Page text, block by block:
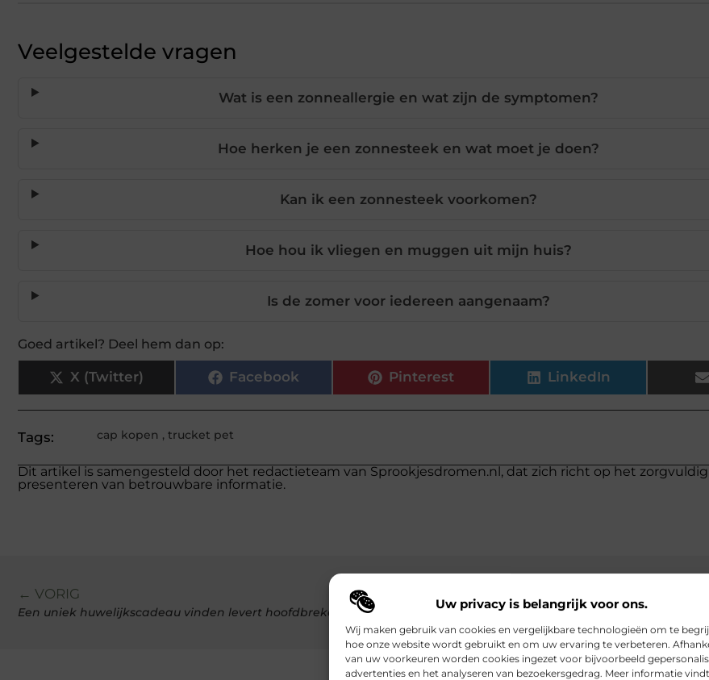
Uw privacy is belangrijk voor ons.
Wij maken gebruik van cookies en vergelijkbare technologieën om te
hoe onze website wordt gebruikt en om uw ervaring te verbeteren.
van uw voorkeuren worden cookies ingezet voor bijvoorbeeld
advertenties en het analyseren van bezoekersgedrag. Meer informatie
Veelgestelde vragen
Wat is een zonneallergie en wat zijn de symptomen?
Hoe herken je een zonnesteek en wat moet je doen?
Kan ik een zonnesteek voorkomen?
Hoe hou ik vliegen en muggen uit mijn huis?
Is de zomer voor iedereen aangenaam?
Goed artikel? Deel hem dan op:
X (Twitter) Facebook Pinterest LinkedIn
Tags: cap kopen , trucket pet
Dit artikel is samengesteld door het redactieteam van Sprookjesdromen.nl, dat zich richt op het
presenteren van betrouwbare informatie.
← VORIG
Een uniek huwelijkscadeau vinden levert hoofdbrekens op